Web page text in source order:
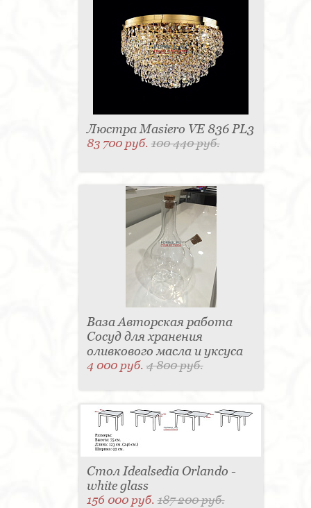
Люстра Masiero VE 836 PL3
83 700 руб.100 440 руб.
Ваза Авторская работа
Сосуд для хранения
оливкового масла и уксуса
4 000 руб.4 800 руб.
Стол Idealsedia Orlando -
white glass
156 000 руб.187 200 руб.